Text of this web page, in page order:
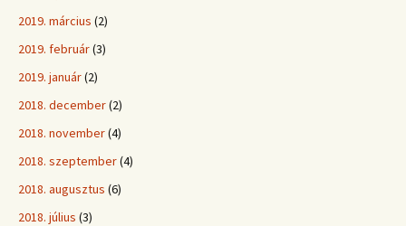
2019. március (2)
2019. február(3)
2019. január(2)
2018. december(2)
2018. november(4)
2018. szeptember(4)
2018. augusztus (6)
2018. július (3)